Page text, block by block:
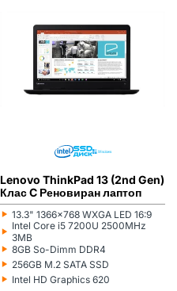
Lenovo ThinkPad 13 (2nd Gen)
Клас C Реновиран лаптоп
‣
Монитор:
13.3" 1366x768 WXGA LED 16:9
‣
Процесор:
Intel Core i5 7200U 2500MHz
3MB
‣
Рам памет:
8GB So-Dimm DDR4
‣
Хард диск:
256GB M.2 SATA SSD
‣
Видеокарта:
Intel HD Graphics 620